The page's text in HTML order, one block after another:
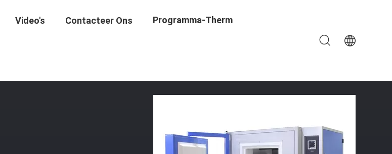
Video's Contacteer Ons Programma-Therm